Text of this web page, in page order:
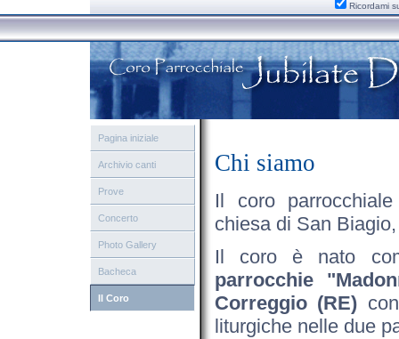
Ricordami
Pagina iniziale
Archivio canti
Prove
Concerto
Photo Gallery
Bacheca
Il Coro
Chi siamo
Il coro
chiesa di San
Il coro è nato
parrocchie
Correggio (RE)
liturgiche nelle due